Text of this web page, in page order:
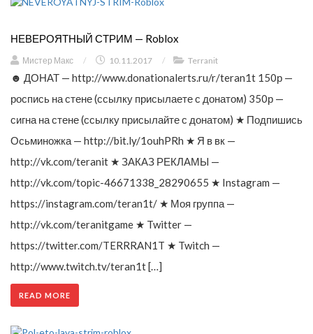
НЕВЕРОЯТНЫЙ СТРИМ — Roblox
Мистер Макс / 10.11.2017 / Terranit
☻ ДОНАТ — http://www.donationalerts.ru/r/teran1t 150р —
роспись на стене (ссылку присылаете с донатом) 350р —
сигна на стене (ссылку присылайте с донатом) ★ Подпишись
Осьминожка — http://bit.ly/1ouhPRh ★ Я в вк —
http://vk.com/teranit ★ ЗАКАЗ РЕКЛАМЫ —
http://vk.com/topic-46671338_28290655 ★ Instagram —
https://instagram.com/teran1t/ ★ Моя группа —
http://vk.com/teranitgame ★ Twitter —
https://twitter.com/TERRRAN1T ★ Twitch —
http://www.twitch.tv/teran1t […]
READ MORE